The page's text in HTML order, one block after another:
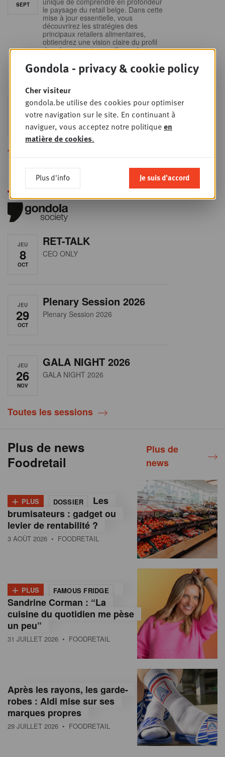
SEPT
le paysage du retail belge. Dans cette
mise à jour essentielle, vous
découvrirez les stratégies des
principaux retailers alimentaires,
obtiendrez une vision claire du profil
des shoppers et recueillerez des
secteur en plein
JEU
24
SEPT
Sales & nego Summit
2026
Sales & Nego summit 2026
Toutes les formations
JEU
8
OCT
RET-TALK
CEO ONLY
JEU
29
OCT
Plenary Session 2026
Plenary Session 2026
JEU
26
NOV
GALA NIGHT 2026
GALA NIGHT 2026
Toutes les sessions
Plus de news
Foodretail
Plus de
news
+ PLUS DOSSIER
Les
brumisateurs : gadget ou
levier de rentabilité ?
3 AOÛT 2026 • FOODRETAIL
+ PLUS FAMOUS FRIDGE
Sandrine Corman : “La
cuisine du quotidien me pèse
un peu”
31 JUILLET 2026 • FOODRETAIL
Après les rayons, les garde-
robes : Aldi mise sur ses
marques propres
29 JUILLET 2026 • FOODRETAIL
Gondola - privacy & cookie policy
Cher visiteur
gondola.be utilise des cookies pour optimiser
votre navigation sur le site. En continuant à
naviguer, vous acceptez notre politiqueen
matière de cookies.
Plus d'info Je suis d'accord